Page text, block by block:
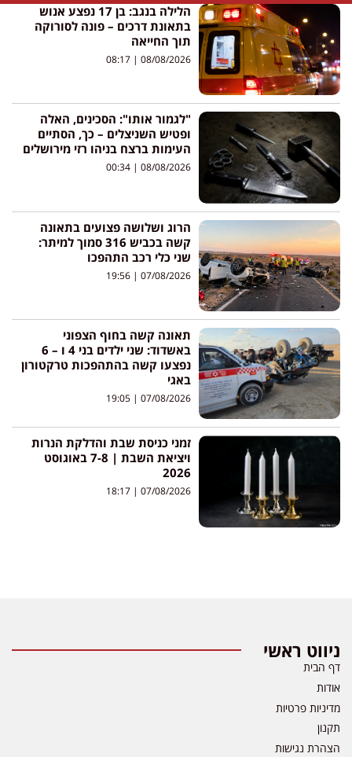
הלילה בנגב: בן 17 נפצע אנוש
בתאונת דרכים – פונה לסורוקה
תוך החייאה
08/08/2026
"לגמור אותו": הסכינים, האלה
ופטיש השניצלים – כך, הסתיים
העימות ברצח בניהו רזי מירושלים
08/08/2026
הרוג ושלושה פצועים בתאונה
קשה בכביש 316 סמוך למיתר:
שני כלי רכב התהפכו
07/08/2026
תאונה קשה בחוף הצפוני
באשדוד: שני ילדים בני 4 ו – 6
נפצעו קשה בהתהפכות טרקטורון
באגי
07/08/2026
זמני כניסת שבת והדלקת הנרות
ויציאת השבת | 7-8 באוגוסט
2026
07/08/2026
ניווט ראשי
דף הבית
אודות
מדיניות פרטיות
תקנון
הצהרת נגישות